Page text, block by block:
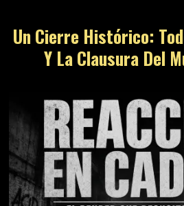
Un Cierre Histórico:
Y La Clausura Del